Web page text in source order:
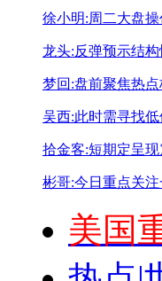
徐小明:周二大盘操
龙头:反弹预示结
梦回:盘前聚焦热
吴西:此时需寻找
拾金客:短期定呈
彬哥:今日重点关
美国